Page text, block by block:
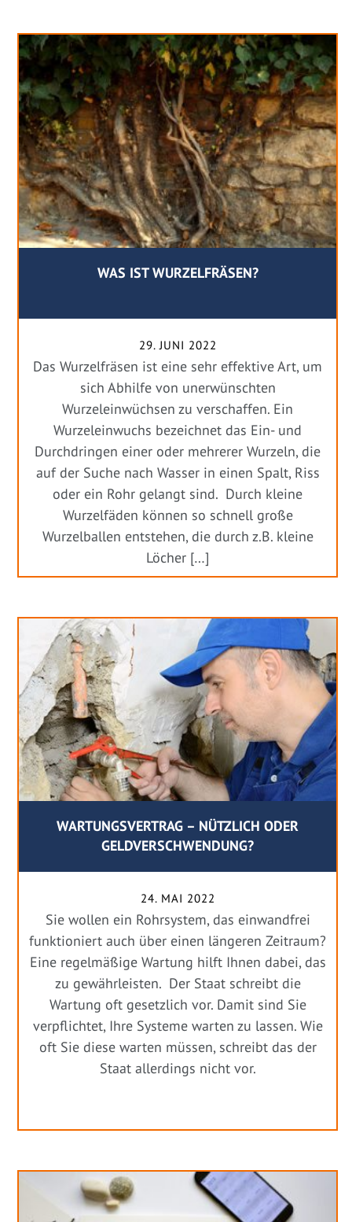
WAS IST WURZELFRÄSEN?
29. JUNI 2022
Das Wurzelfräsen ist eine sehr effektive Art, um
sich Abhilfe von unerwünschten
Wurzeleinwüchsen zu verschaffen. Ein
Wurzeleinwuchs bezeichnet das Ein- und
Durchdringen einer oder mehrerer Wurzeln, die
auf der Suche nach Wasser in einen Spalt, Riss
oder ein Rohr gelangt sind. Durch kleine
Wurzelfäden können so schnell große
Wurzelballen entstehen, die durch z.B. kleine
Löcher […]
WARTUNGSVERTRAG – NÜTZLICH ODER
GELDVERSCHWENDUNG?
24. MAI 2022
Sie wollen ein Rohrsystem, das einwandfrei
funktioniert auch über einen längeren Zeitraum?
Eine regelmäßige Wartung hilft Ihnen dabei, das
zu gewährleisten. Der Staat schreibt die
Wartung oft gesetzlich vor. Damit sind Sie
verpflichtet, Ihre Systeme warten zu lassen. Wie
oft Sie diese warten müssen, schreibt das der
Staat allerdings nicht vor.